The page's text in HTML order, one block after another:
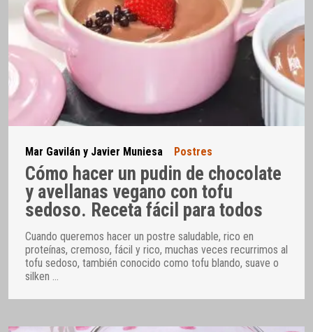
Mar Gavilán y Javier Muniesa Postres
Cómo hacer un pudin de chocolate
y avellanas vegano con tofu
sedoso. Receta fácil para todos
Cuando queremos hacer un postre saludable, rico en
proteínas, cremoso, fácil y rico, muchas veces recurrimos al
tofu sedoso, también conocido como tofu blando, suave o
silken